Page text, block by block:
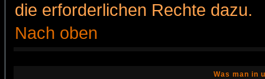
die erforderlichen Rechte dazu.
Nach oben
Was man in